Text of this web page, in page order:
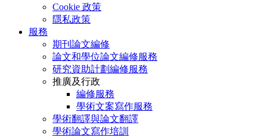
Cookie 政策
隱私政策
服務
期刊論文編修
論文和學位論文編修服務
研究資助計劃編修服務
推廣及行政
編修服務
學術文案寫作服務
學術翻譯與論文翻譯
學術論文寫作培訓